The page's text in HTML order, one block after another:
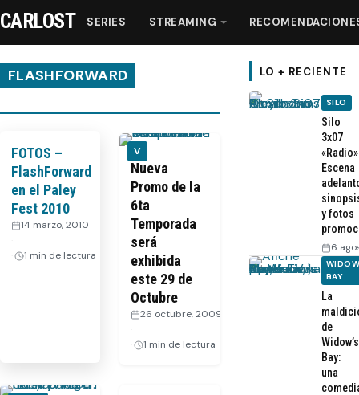
Streaming
Recomendaciones
Videos
CARLOST SERIES STREAMING
FLASHFORWARD
FOTOS –
FlashForward
en el Paley
Fest 2010
14 marzo, 2010
1 min de lectura
V
Nueva
Promo de la
6ta
Temporada
será
exhibida
este 29 de
Octubre
26 octubre, 2009
1 min de lectura
LO + RECIENTE
SILO
Silo
3x07
Escena
y fotos
6
BAY
La
de
Widow’s
Bay:
una